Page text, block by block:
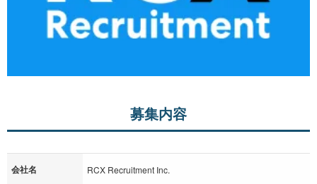
募集内容
会社名 RCX Recruitment Inc.